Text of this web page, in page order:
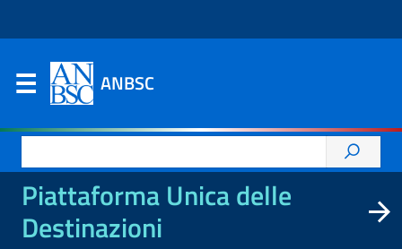
ANBSC
per:
Piattaforma Unica delle
Destinazioni